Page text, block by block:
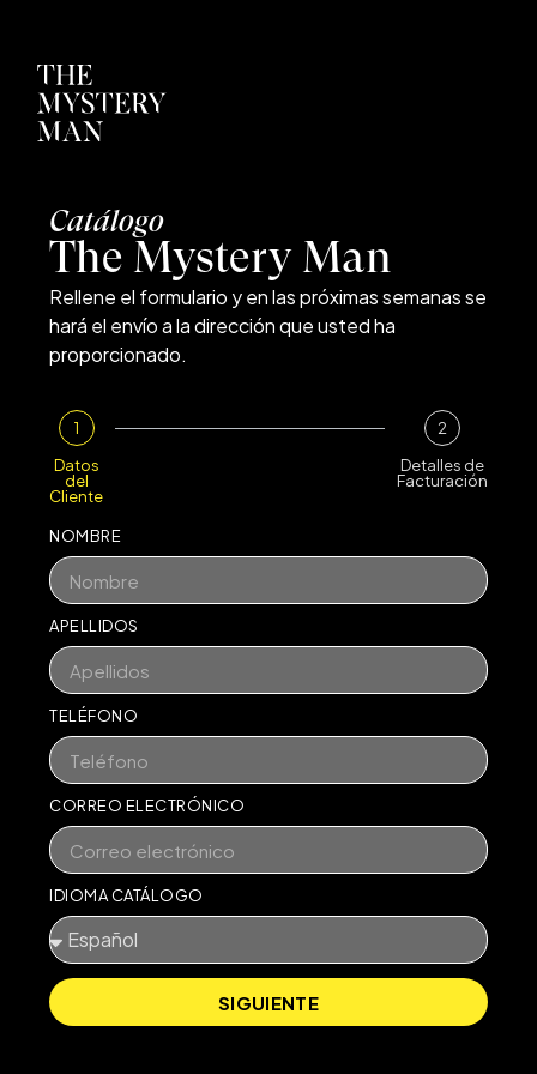
Catálogo
The Mystery Man
Rellene el formulario y en las próximas semanas se
hará el envío a la dirección que usted ha
proporcionado.
1
Datos
del
Cliente
2
Detalles de
Facturación
NOMBRE
APELLIDOS
TELÉFONO
CORREO ELECTRÓNICO
IDIOMA CATÁLOGO
SIGUIENTE